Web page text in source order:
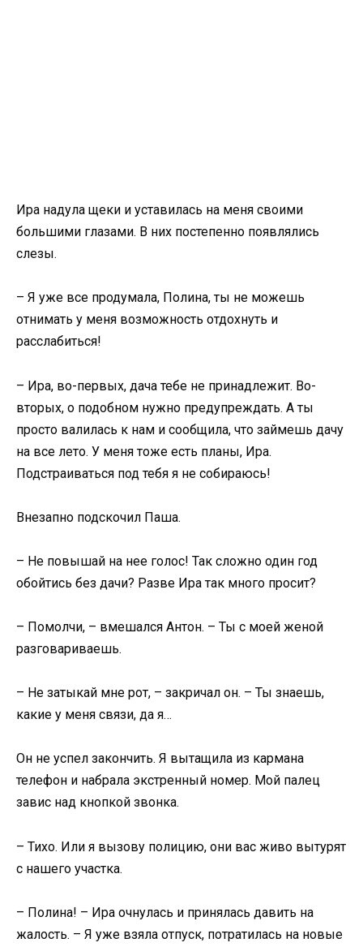
Ира надула щеки и уставилась на меня своими
большими глазами. В них постепенно появлялись
слезы.
– Я уже все продумала, Полина, ты не можешь
отнимать у меня возможность отдохнуть и
расслабиться!
– Ира, во-первых, дача тебе не принадлежит. Во-
вторых, о подобном нужно предупреждать. А ты
просто валилась к нам и сообщила, что займешь дачу
на все лето. У меня тоже есть планы, Ира.
Подстраиваться под тебя я не собираюсь!
Внезапно подскочил Паша.
– Не повышай на нее голос! Так сложно один год
обойтись без дачи? Разве Ира так много просит?
– Помолчи, – вмешался Антон. – Ты с моей женой
разговариваешь.
– Не затыкай мне рот, – закричал он. – Ты знаешь,
какие у меня связи, да я…
Он не успел закончить. Я вытащила из кармана
телефон и набрала экстренный номер. Мой палец
завис над кнопкой звонка.
– Тихо. Или я вызову полицию, они вас живо вытурят
с нашего участка.
– Полина! – Ира очнулась и принялась давить на
жалость. – Я уже взяла отпуск, потратилась на новые